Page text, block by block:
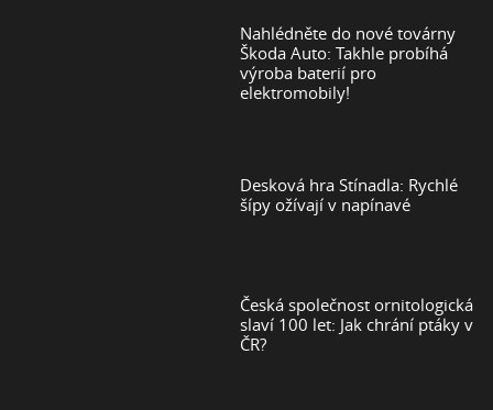
Nahlédněte do nové továrny
Škoda Auto: Takhle probíhá
výroba baterií pro
elektromobily!
Desková hra Stínadla: Rychlé
šípy ožívají v napínavé
Česká společnost ornitologická
slaví 100 let: Jak chrání ptáky v
ČR?